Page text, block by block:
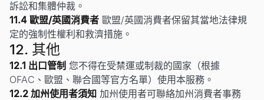
訴訟和集體仲裁。
11.4 歐盟/英國消費者 歐盟/英國消費者保留其當地法律規
定的強制性權利和救濟措施。
12. 其他
12.1 出口管制 您不得在受禁運或制裁的國家（根據
OFAC、歐盟、聯合國等官方名單）使用本服務。
12.2 加州使用者須知 加州使用者可聯絡加州消費者事務